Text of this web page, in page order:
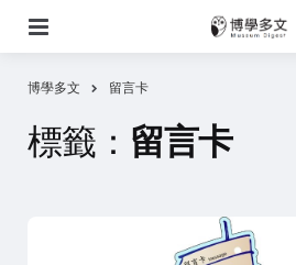
博學多文 留言卡
標籤： 留言卡